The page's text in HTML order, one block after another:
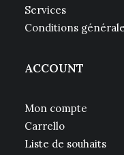
Services
Conditions
ACCOUNT
Mon compte
Carrello
Liste de souhaits